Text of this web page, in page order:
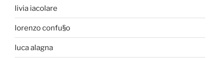
livia iacolare
lorenzo confu§o
luca alagna